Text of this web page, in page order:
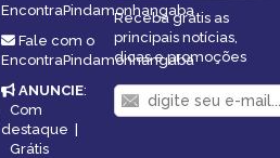
EncontraPindamonhangaba
Fale com o
EncontraPindamonhangaba
ANUNCIE:
Com
destaque |
Grátis
Receba grátis as
principais notícias,
dicas e promoções